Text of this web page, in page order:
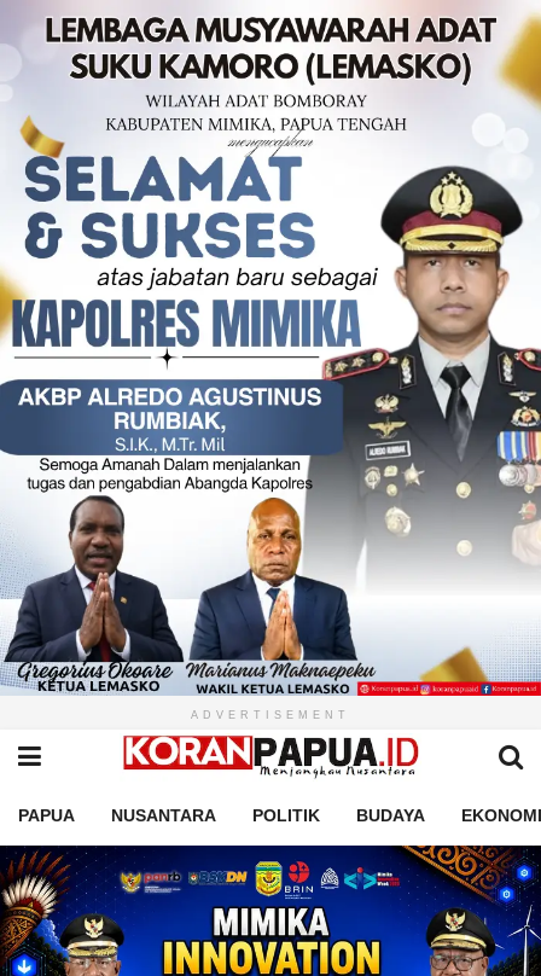
ADVERTISEMENT
PAPUA NUSANTARA POLITIK BUDAYA EKONOMI